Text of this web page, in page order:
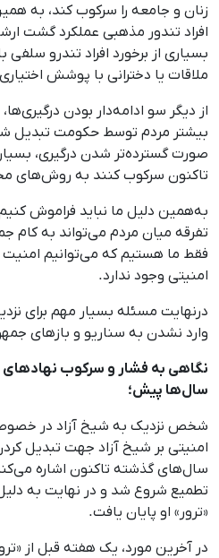
زنان و جامعه را سرکوب کند، به‌
افراد تندور مذهبی عملکرد گشت
بسیاری از برخورد افراد تندرو سلفی
ملاقات یا دخترانی با پوشش
از دیگر سو ادامه‌دار بودن
بیشتر مردم توسط حکومت تبدیل
صورت گسترده‌تر شدن درگیری،
تاکنون سرکوب کنند به روش‌های
به‌همین دلیل ما نباید فراموش
تفرقه میان مردم می‌تواند به کام
فقط ما هستیم که می‌توانیم امنیت
امنیتی وجود ندارد.
درنهایت مسئله بسیار مهم برای
وارد نشدن به سناریو و بازهای
نگاهی به فشار و سرکوب نهادهای
سال‌ها پیش؛
شخص نزدیک به شیخ آزاد در
امنیتی بر شیخ آزاد جهت تبدیل
سال‌های گذشته تاکنون اشاره
تطمیع شروع شد و در نهایت به‌
«ترور» او پایان یافت.
در آخرین مورد، یک هفته قبل از